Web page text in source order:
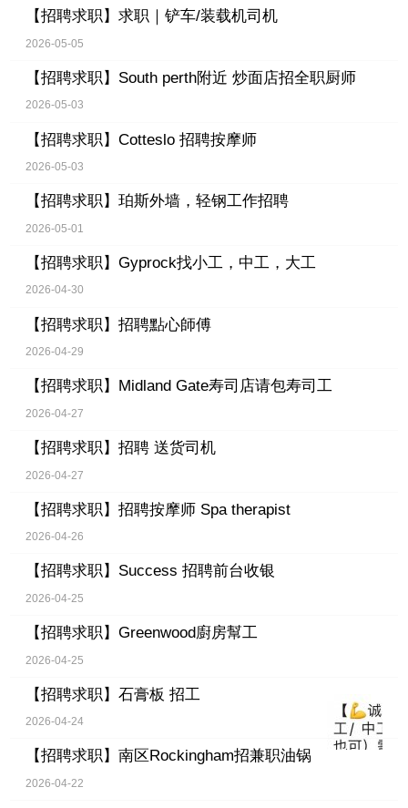
【招聘求职】 求职｜铲车/装载机司机
2026-05-05
【招聘求职】 South perth附近 炒面店招全职厨师
2026-05-03
【招聘求职】 Cotteslo 招聘按摩师
2026-05-03
【招聘求职】 珀斯外墙，轻钢工作招聘
2026-05-01
【招聘求职】 Gyprock找小工，中工，大工
2026-04-30
【招聘求职】 招聘點心師傅
2026-04-29
【招聘求职】 Midland Gate寿司店请包寿司工
2026-04-27
【招聘求职】 招聘 送货司机
2026-04-27
【招聘求职】 招聘按摩师 Spa therapist
2026-04-26
【招聘求职】 Success 招聘前台收银
2026-04-25
【招聘求职】 Greenwood廚房幫工
2026-04-25
【招聘求职】 石膏板 招工
2026-04-24
【招聘求职】 南区Rockingham招兼职油锅
2026-04-22